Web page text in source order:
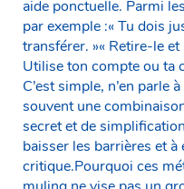
aide ponctuelle. Parmi
par exemple :« Tu dois
transférer. »« Retire-le
Utilise ton compte ou ta
C’est simple, n’en parle
souvent une
secret et de
baisser les barrières et
critique.Pourquoi ces